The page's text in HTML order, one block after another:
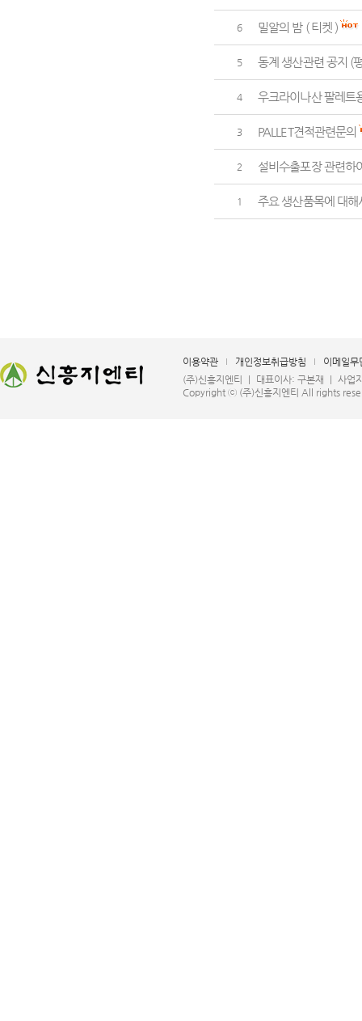
6 밀알의 밤 ( 티켓 )
5 동계 생산관련 공지 (
4 우크라이나산 팔레트
3 PALLET견적관련문의
2 설비수출포장 관련하
1 주요 생산품목에 대해
이용약관 개인정보취급방침
이메일무
(주)신흥지엔티 ㅣ 대표이사: 구본재 ㅣ 사
Copyright ⓒ (주)신흥지엔티 All rights